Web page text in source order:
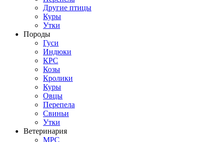
Другие птицы
Куры
Утки
Породы
Гуси
Индюки
КРС
Козы
Кролики
Куры
Овцы
Перепела
Свиньи
Утки
Ветеринария
МРС